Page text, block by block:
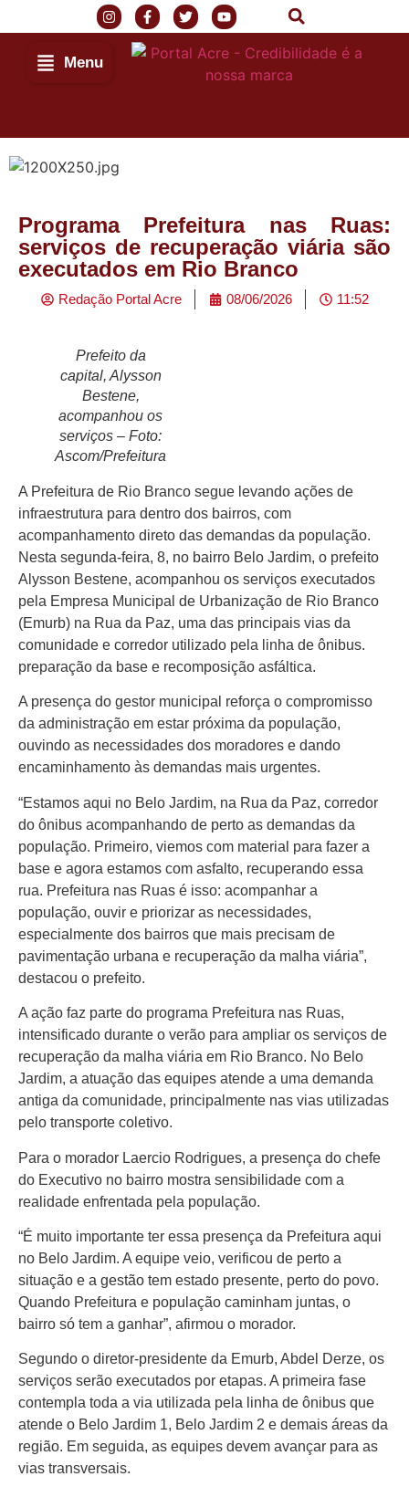
Menu
Início
Últimas
Notícias
Agenda
Cultural
Política
Economia
Atos Oficiais
Atualidades
Blogs e
Colunas
Especiais
Gastronomia
TV Portal
Sobre o
Portal Acre
Expediente
Política de
privacidade
Fale com
Portal Acre
Programa Prefeitura nas Ruas:
serviços de recuperação viária são
executados em Rio Branco
Redação Portal Acre 08/06/2026 11:52
Prefeito da
capital, Alysson
Bestene,
acompanhou os
serviços – Foto:
Ascom/Prefeitura
A Prefeitura de Rio Branco segue levando ações de
infraestrutura para dentro dos bairros, com
acompanhamento direto das demandas da população.
Nesta segunda-feira, 8, no bairro Belo Jardim, o prefeito
Alysson Bestene, acompanhou os serviços executados
pela Empresa Municipal de Urbanização de Rio Branco
(Emurb) na Rua da Paz, uma das principais vias da
comunidade e corredor utilizado pela linha de ônibus.
preparação da base e recomposição asfáltica.
A presença do gestor municipal reforça o compromisso
da administração em estar próxima da população,
ouvindo as necessidades dos moradores e dando
encaminhamento às demandas mais urgentes.
“Estamos aqui no Belo Jardim, na Rua da Paz, corredor
do ônibus acompanhando de perto as demandas da
população. Primeiro, viemos com material para fazer a
base e agora estamos com asfalto, recuperando essa
rua. Prefeitura nas Ruas é isso: acompanhar a
população, ouvir e priorizar as necessidades,
especialmente dos bairros que mais precisam de
pavimentação urbana e recuperação da malha viária”,
destacou o prefeito.
A ação faz parte do programa Prefeitura nas Ruas,
intensificado durante o verão para ampliar os serviços de
recuperação da malha viária em Rio Branco. No Belo
Jardim, a atuação das equipes atende a uma demanda
antiga da comunidade, principalmente nas vias utilizadas
pelo transporte coletivo.
Para o morador Laercio Rodrigues, a presença do chefe
do Executivo no bairro mostra sensibilidade com a
realidade enfrentada pela população.
“É muito importante ter essa presença da Prefeitura aqui
no Belo Jardim. A equipe veio, verificou de perto a
situação e a gestão tem estado presente, perto do povo.
Quando Prefeitura e população caminham juntas, o
bairro só tem a ganhar”, afirmou o morador.
Segundo o diretor-presidente da Emurb, Abdel Derze, os
serviços serão executados por etapas. A primeira fase
contempla toda a via utilizada pela linha de ônibus que
atende o Belo Jardim 1, Belo Jardim 2 e demais áreas da
região. Em seguida, as equipes devem avançar para as
vias transversais.